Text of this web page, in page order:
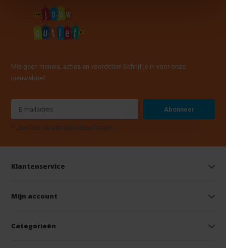
Mis geen nieuws, acties en voordelen! Schrijf je in voor onze
nieuwsbrief
Abonneer
* Lees hier de wettelijke beperkingen
Klantenservice
Mijn account
Categorieën